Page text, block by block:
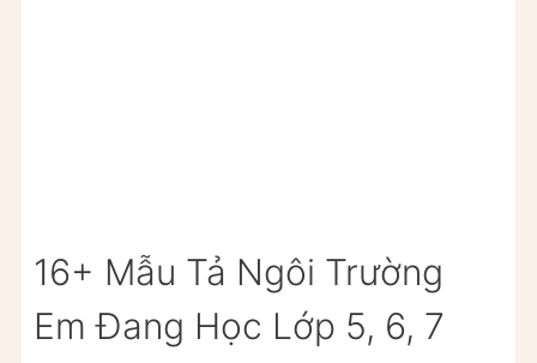
16+ Mẫu Tả Ngôi Trường
Em Đang Học Lớp 5, 6, 7